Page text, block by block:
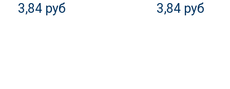
3,84 руб 3,84 руб